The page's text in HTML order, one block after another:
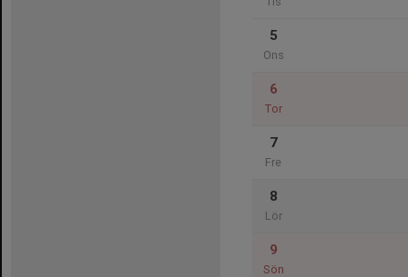
5
Ons
6
Tor
7
Fre
8
Lör
9
Sön